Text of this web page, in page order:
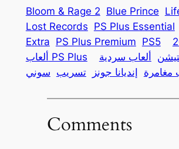
Bloom & Rage 2 Blue Prince
Lost Records PS Plus Essential
Extra PS Plus Premium PS5
ألعاب PS Plus
ألعاب سردية
مغامرة إنديانا جونز تسريب سوني
Comments